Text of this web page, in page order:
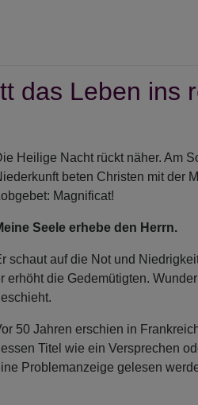
das Leben ins
Heilige Nacht rückt näher. Am
beten Christen mit der
Magnificat!
Seele erhebe den Herrn.
schaut auf die Not und
erhöht die Gedemütigten.
50 Jahren erschien in
Titel wie ein Versprechen
Problemanzeige gelesen